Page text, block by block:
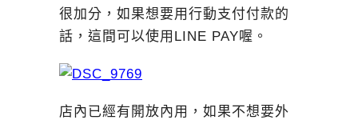
很加分，如果想要用行動支付付款的
話，這間可以使用LINE PAY喔。
店內已經有開放內用，如果不想要外